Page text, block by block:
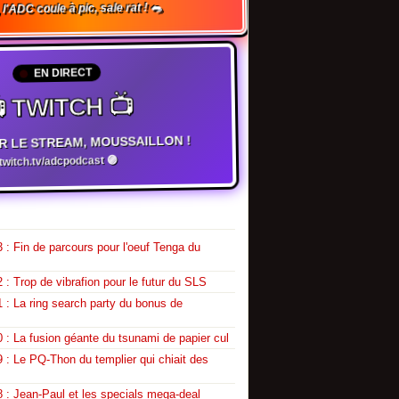
l'ADC coule à pic, sale rat ! 🐀
EN DIRECT
TWITCH 📺
LE STREAM, MOUSSAILLON !
adcpodcast 🟣
: Fin de parcours pour l'oeuf Tenga du
: Trop de vibrafion pour le futur du SLS
: La ring search party du bonus de
: La fusion géante du tsunami de papier cul
: Le PQ-Thon du templier qui chiait des
: Jean-Paul et les specials mega-deal